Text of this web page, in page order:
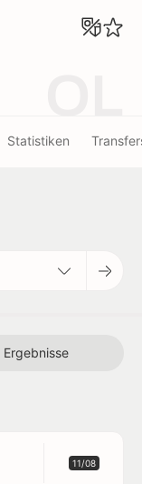
Statistiken
Ergebnisse
11/08